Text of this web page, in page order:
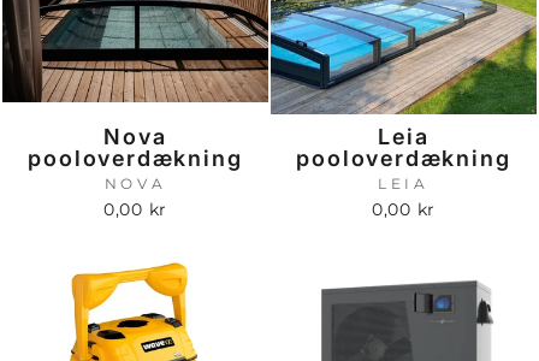
Nova
pooloverdækning
NOVA
0,00 kr
Leia
pooloverdækning
LEIA
0,00 kr